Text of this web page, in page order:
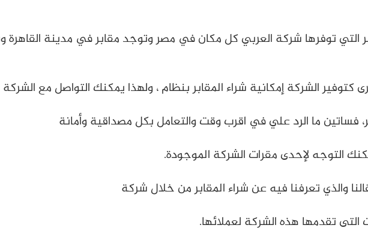
التي توفرها شركة العربي كل مكان في مصر وتوجد مقابر في مدينة القاهرة
كتوفير الشركة إمكانية شراء المقابر بنظام ، ولهذا يمكنك التواصل مع
فساتين ما الرد علي في اقرب وقت والتعامل بكل مصداقية وأمانة
التوجه لإحدى مقرات الشركة الموجودة.
والذي تعرفنا فيه عن شراء المقابر من خلال شركة
التي تقدمها هذه الشركة لعملائها.